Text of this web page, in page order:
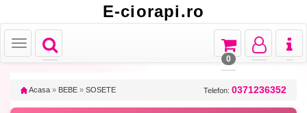
E-ciorapi.ro
Toggle
navigation
Toggle
Toggle
navigation
Toggle
navigation
Toggle
navigation
0
Acasa » BEBE » SOSETE Telefon: 0371236352